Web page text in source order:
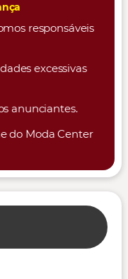
responsáveis
excessivas
anunciantes.
do Moda Center